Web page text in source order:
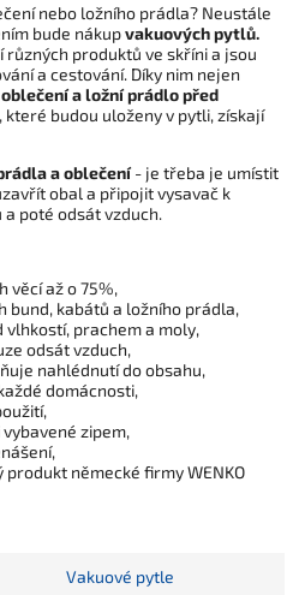
nebo ložního prádla? Neustále
bude nákupvakuových pytlů.
produktů ve skříni a jsou
a cestování. Díky nim nejen
a ložní prádlo před
které budou uloženy v pytli, získají
a oblečení- je třeba je umístit
obal a připojit vysavač k
poté odsát vzduch.
věcí až o 75%,
bund, kabátů a ložního prádla,
vlhkostí, prachem a moly,
odsát vzduch,
nahlédnutí do obsahu,
domácnosti,
zipem,
německé firmy WENKO
Vakuové pytle